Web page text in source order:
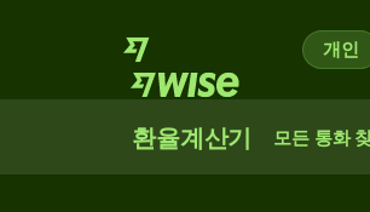
개인
환율계산기 모든 통화